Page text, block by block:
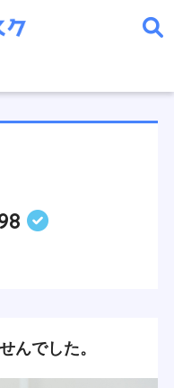
んでした。